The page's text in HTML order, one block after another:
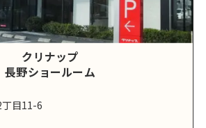
クリナップ
長野ショールーム
目11-6